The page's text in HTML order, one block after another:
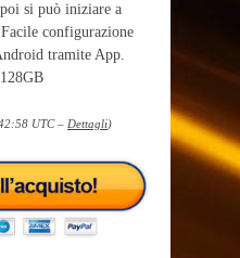
si può iniziare a
configurazione
tramite App.
UTC – Dettagli)